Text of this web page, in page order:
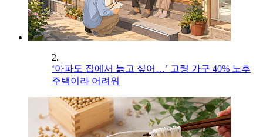
2.
‘아파도 집에서 늙고 싶어…’ 고령 가구 40% 노후
주택이라 어려워